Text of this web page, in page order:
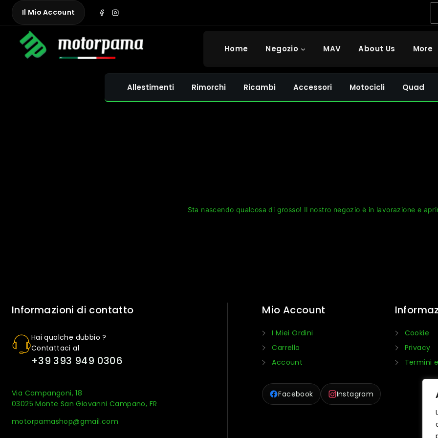
Skip
content
Il Mio Account
Home Negozio MAV About Us More
Allestimenti Rimorchi Ricambi Accessori Motocicli Quad
Sta nascendo qualcosa di grosso! Il nostro negozio è in lavorazione e
Informazioni di contatto
Hai qualche dubbio ?
Contattaci al
+39 393 949 0306
Via Campangoni, 18
03025 Monte San Giovanni Campano, FR
motorpamashop@gmail.com
Mio Account
I Miei Ordini
Carrello
Account
Facebook Instagram
Cookie
Privacy
Termini